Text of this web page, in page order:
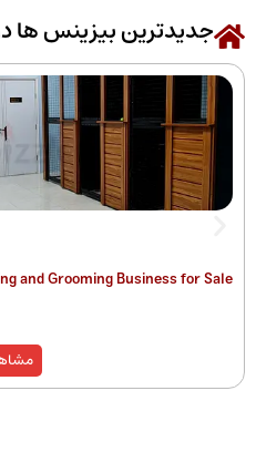
بیزینس ها در دبی
Pet Boarding and Grooming